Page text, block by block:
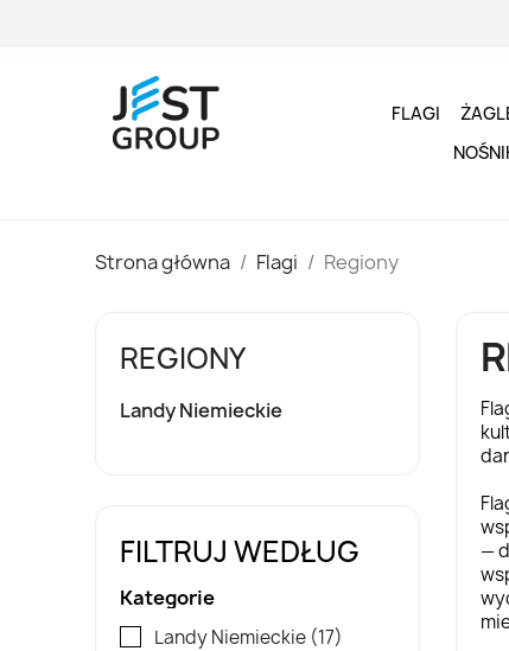
FLAGI
Strona główna Flagi Regiony
REGIONY
Landy Niemieckie
FILTRUJ WEDŁUG
Kategorie
Landy Niemieckie (17)
—